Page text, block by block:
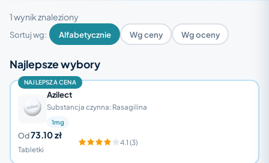
1 wynik znaleziony
Sortuj wg: Alfabetycznie Wg ceny Wg oceny
Najlepsze wybory
NAJLEPSZA CENA
Azilect
Substancja czynna: Rasagilina
1mg
Od73.10 zł
Tabletki
4.1 (3)